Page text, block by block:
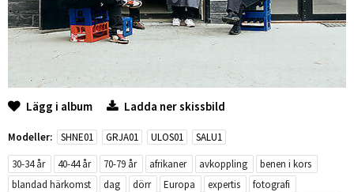
Lägg i album Ladda ner skissbild
Modeller: SHNE01 GRJA01 ULOS01
SALU1
30-34 år
40-44 år 70-79 år afrikaner avkoppling
benen i kors
blandad härkomst
dag dörr Europa expertis
fotografi